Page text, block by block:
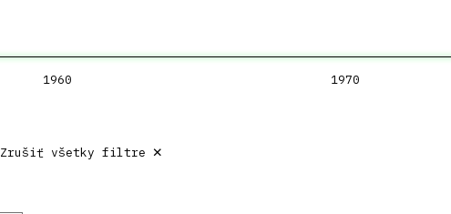
1960 1970
Zrušiť všetky filtre ×